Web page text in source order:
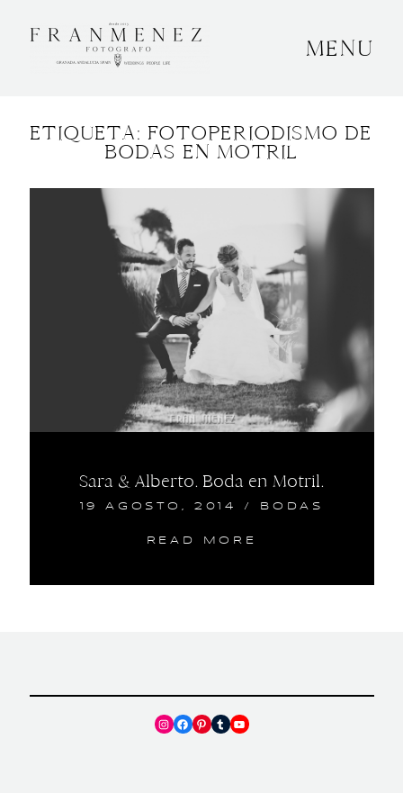
MENU
ETIQUETA: FOTOPERIODISMO DE
BODAS EN MOTRIL
Sara & Alberto. Boda en Motril.
19 AGOSTO, 2014 / BODAS
READ MORE
SOBRE MÍ
CONTACTO
OTROS
GRANADA, ESPAÑA
+34 652592145
Instagram
Facebook
Pinterest
TumblrYouTube